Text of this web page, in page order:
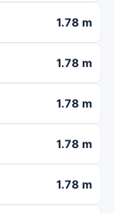
1.78 m
1.78 m
1.78 m
1.78 m
1.78 m